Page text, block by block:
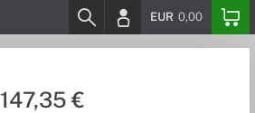
EUR 0,00
147,35 €